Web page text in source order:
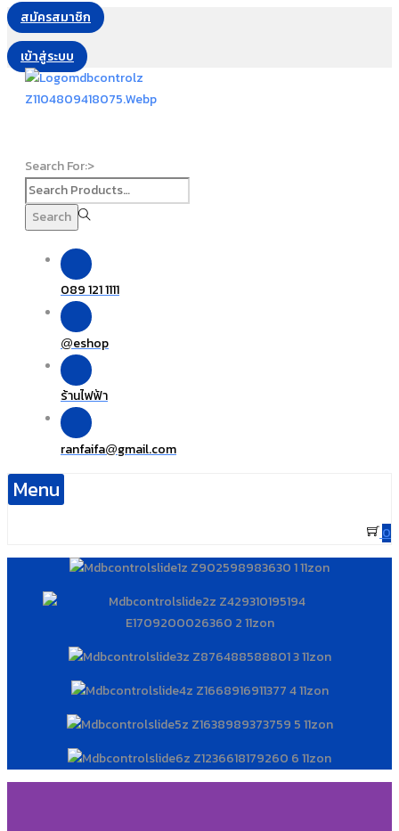
สมัครสมาชิก
เข้าสู่ระบบ
Search For:>
Search
089 121 1111
@eshop
ร้านไฟฟ้า
ranfaifa@gmail.com
Menu
0